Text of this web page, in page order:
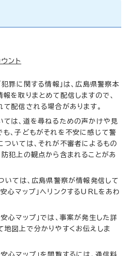
ント
罪に関する情報」は、広島県警察本
を取りまとめて配信しますので、
配信される場合があります。
は、道を尋ねるための声かけや見
、子どもがそれを不安に感じて警
いては、それが不審者によるもの
犯上の観点から含まれることがあ
ては、広島県警察が情報発信して
心マップ」へリンクするURLをあわ
マップ」では、事案が発生した詳
図上で分かりやすくお伝えしま
マップ」を閲覧するには、通信料